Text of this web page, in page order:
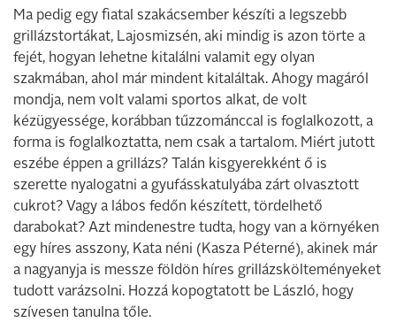
Ma pedig egy fiatal szakácsember készíti a legszebb
grillázstortákat, Lajosmizsén, aki mindig is azon törte a
fejét, hogyan lehetne kitalálni valamit egy olyan
szakmában, ahol már mindent kitaláltak. Ahogy magáról
mondja, nem volt valami sportos alkat, de volt
kézügyessége, korábban tűzzománccal is foglalkozott, a
forma is foglalkoztatta, nem csak a tartalom. Miért jutott
eszébe éppen a grillázs? Talán kisgyerekként ő is
szerette nyalogatni a gyufásskatulyába zárt olvasztott
cukrot? Vagy a lábos fedőn készített, tördelhető
darabokat? Azt mindenestre tudta, hogy van a környéken
egy híres asszony, Kata néni (Kasza Péterné), akinek már
a nagyanyja is messze földön híres grillázskölteményeket
tudott varázsolni. Hozzá kopogtatott be László, hogy
szívesen tanulna tőle.